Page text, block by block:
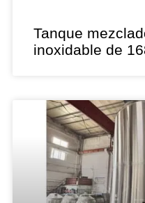
Tanque
inoxidable de